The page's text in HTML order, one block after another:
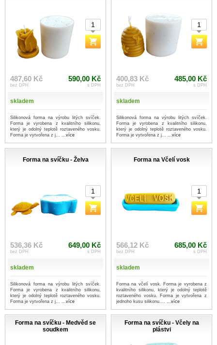
487,60 Kč
bez DPH
590,00 Kč
s DPH
skladem
Silikonová forma na výrobu litých svíček.
Forma je vyrobena z kvalitního silikonu,
který je odolný teplotě roztaveného vosku.
Forma je vytvořena z j... ...více
400,83 Kč
bez DPH
485,00 Kč
s DPH
skladem
Silikonová forma na výrobu litých svíček.
Forma je vyrobena z kvalitního silikonu,
který je odolný teplotě roztaveného vosku.
Forma je vytvořena z j... ...více
Forma na svíčku - Želva
536,36 Kč
bez DPH
649,00 Kč
s DPH
skladem
Silikonová forma na výrobu litých svíček.
Forma je vyrobena z kvalitního silikonu,
který je odolný teplotě roztaveného vosku.
Forma je vytvořena z j... ...více
Forma na Včelí vosk
566,12 Kč
bez DPH
685,00 Kč
s DPH
skladem
Forma na včelí vosk. Forma je vyrobena z
kvalitního silikonu, který je odolný teplotě
roztaveného vosku. Forma je vytvořena z
jednoho kusu silikonu.... ...více
Forma na svíčku - Medvěd se
soudkem
Forma na svíčku - Včely na
plástvi